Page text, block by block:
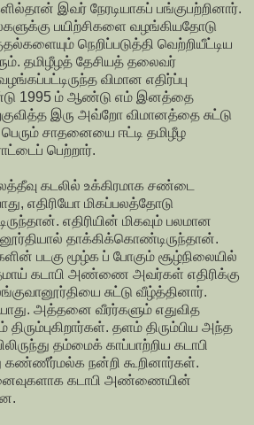
இவர் நேரடியாகப் பங்குபற்றினார்.
பயிற்சிகளை வழங்கியதோடு
நெறிப்படுத்தி வெற்றியீட்டிய
தமிழீழத் தேசியத் தலைவர்
விமான எதிர்ப்பு
1995 ம் ஆண்டு எம் இனத்தை
இரு அவ்றோ விமானத்தை சுட்டு
சாதனையை ஈட்டி தமிழீழ
பெற்றார்.
கடலில் உக்கிரமாக சண்டை
எதிரியோ மிகப்பலத்தோடு
எதிரியின் மிகவும் பலமான
தாக்கிக்கொண்டிருந்தான்.
படகு மூழ்க ப் போகும் சூழ்நிலையில்
கடாபி அண்ணை அவர்கள் எதிரிக்கு
சுட்டு வீழ்த்தினார்.
அத்தனை வீரர்களும் எதுவித
தளம் திரும்பிய அந்த
தம்மைக் காப்பாற்றிய கடாபி
நன்றி கூறினார்கள்.
கடாபி அண்ணையின்